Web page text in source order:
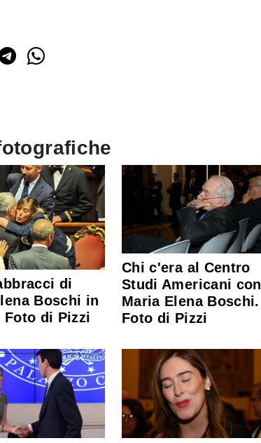
di
Boschi in
Foto di Pizzi
Chi c'era al Centro
Studi Americani con
Maria Elena Boschi.
Foto di Pizzi